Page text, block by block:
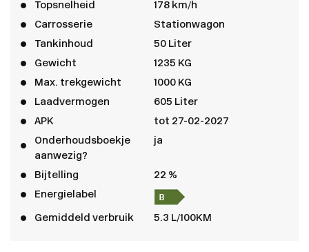
Topsnelheid
178 km/h
Carrosserie
Stationwagon
Tankinhoud
50 Liter
Gewicht
1235 KG
Max. trekgewicht
1000 KG
Laadvermogen
605 Liter
APK
tot 27-02-2027
Onderhoudsboekje
aanwezig?
ja
Bijtelling
22 %
Energielabel
Gemiddeld verbruik 5.3 L/100KM